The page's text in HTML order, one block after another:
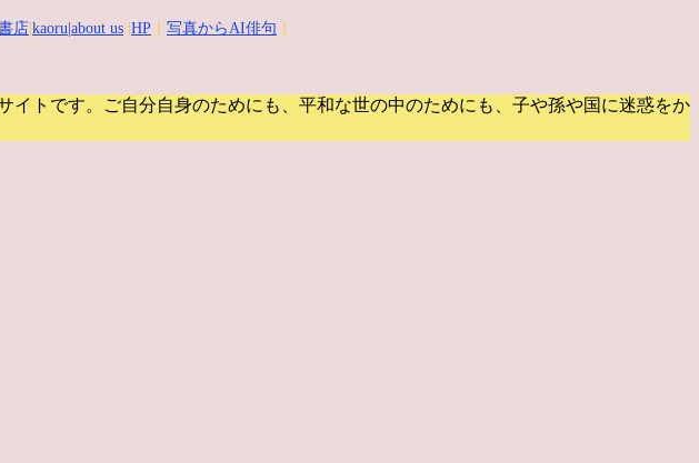
店 kaoru |about us HP 写真からAI俳句
イトです。
ご自分自身のためにも、平和な世の中のためにも、子や孫や国に迷惑をか